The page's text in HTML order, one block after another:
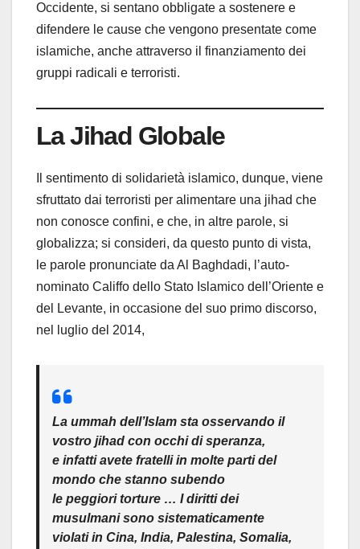
Occidente, si sentano obbligate a sostenere e
difendere le cause che vengono presentate come
islamiche, anche attraverso il finanziamento dei
gruppi radicali e terroristi.
La Jihad Globale
Il sentimento di solidarietà islamico, dunque, viene
sfruttato dai terroristi per alimentare una jihad che
non conosce confini, e che, in altre parole, si
globalizza; si consideri, da questo punto di vista,
le parole pronunciate da Al Baghdadi, l’auto-
nominato Califfo dello Stato Islamico dell’Oriente e
del Levante, in occasione del suo primo discorso,
nel luglio del 2014,
La ummah dell’Islam sta osservando il
vostro jihad con occhi di speranza,
e infatti avete fratelli in molte parti del
mondo che stanno subendo
le peggiori torture … I diritti dei
musulmani sono sistematicamente
violati in Cina, India, Palestina, Somalia,